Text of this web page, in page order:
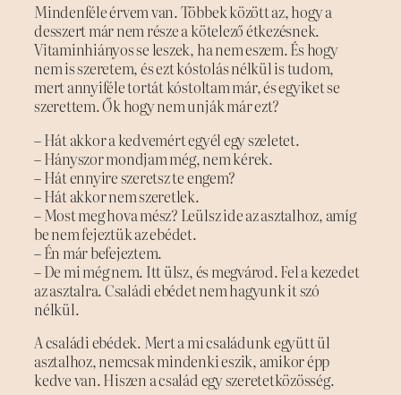
Mindenféle érvem van. Többek között az, hogy a
desszert már nem része a kötelező étkezésnek.
Vitaminhiányos se leszek, ha nem eszem. És hogy
nem is szeretem, és ezt kóstolás nélkül is tudom,
mert annyiféle tortát kóstoltam már, és egyiket se
szerettem. Ők hogy nem unják már ezt?
– Hát akkor a kedvemért egyél egy szeletet.
– Hányszor mondjam még, nem kérek.
– Hát ennyire szeretsz te engem?
– Hát akkor nem szeretlek.
– Most meg hova mész? Leülsz ide az asztalhoz, amíg
be nem fejeztük az ebédet.
– Én már befejeztem.
– De mi még nem. Itt ülsz, és megvárod. Fel a kezedet
az asztalra. Családi ebédet nem hagyunk it szó
nélkül.
A családi ebédek. Mert a mi családunk együtt ül
asztalhoz, nemcsak mindenki eszik, amikor épp
kedve van. Hiszen a család egy szeretetközösség.